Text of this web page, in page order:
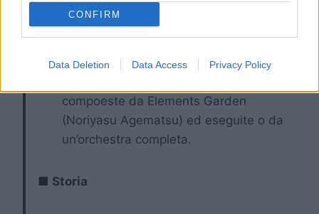
CONFIRM
Data Deletion Data Access Privacy Policy
Music
Come per Final Fantasy Brave Exvius, le
compoeste da Elements Garden
(Noriyasu Agematsu) ed eseguite o da
un’orchestra completa.
■ Storia